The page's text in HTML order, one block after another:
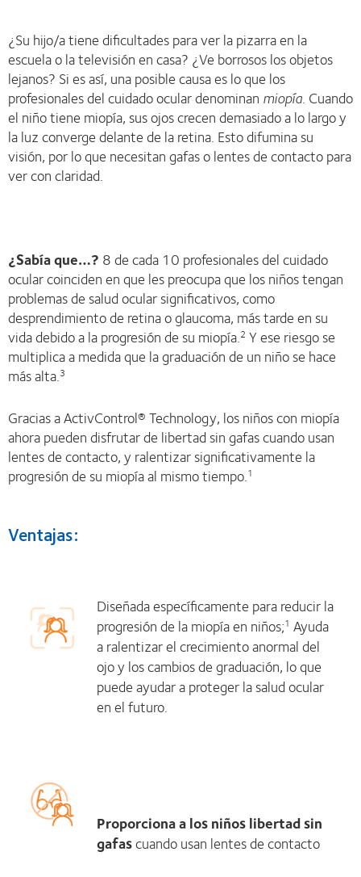
¿Su hijo/a tiene dificultades para ver la pizarra en la
escuela o la televisión en casa? ¿Ve borrosos los objetos
lejanos? Si es así, una posible causa es lo que los
profesionales del cuidado ocular denominan miopía. Cuando
el niño tiene miopía, sus ojos crecen demasiado a lo largo y
la luz converge delante de la retina. Esto difumina su
visión, por lo que necesitan gafas o lentes de contacto para
ver con claridad.
¿Sabía que…? 8 de cada 10 profesionales del cuidado
ocular coinciden en que les preocupa que los niños tengan
problemas de salud ocular significativos, como
desprendimiento de retina o glaucoma, más tarde en su
vida debido a la progresión de su miopía.2 Y ese riesgo se
multiplica a medida que la graduación de un niño se hace
más alta.3
Gracias a ActivControl® Technology, los niños con miopía
ahora pueden disfrutar de libertad sin gafas cuando usan
lentes de contacto, y ralentizar significativamente la
progresión de su miopía al mismo tiempo.1
Ventajas:
Diseñada específicamente para reducir la
progresión de la miopía en niños;1 Ayuda
a ralentizar el crecimiento anormal del
ojo y los cambios de graduación, lo que
puede ayudar a proteger la salud ocular
en el futuro.
Proporciona a los niñoslibertad sin
gafascuando usan lentes de contacto